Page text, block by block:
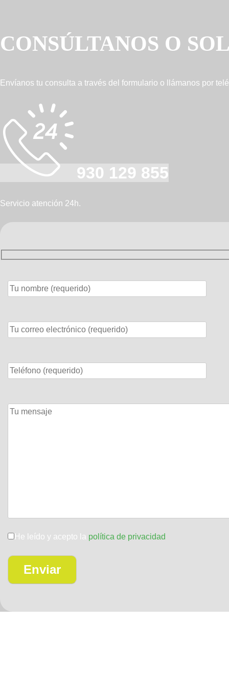
CONSÚLTANOS O
Envíanos tu consulta a través del formulario o llámanos por
930 129 855
Servicio atención 24h.
He leído y acepto la política de privacidad